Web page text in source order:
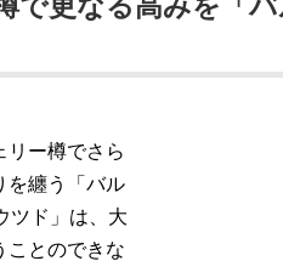
リー樽でさら
を纏う「バル
ド」は、大
ことのできな